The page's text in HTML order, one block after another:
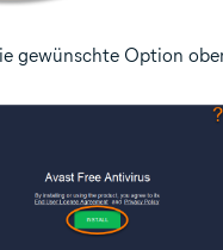
gewünschte Option